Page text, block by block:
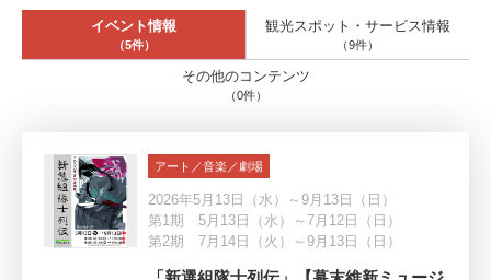
イベント情報
（5件）
観光スポット・サービス情報
（9件）
その他のコンテンツ
（0件）
アート／音楽／劇場
2026年5月13日（水）～9月13日（日）
第1期 5月13日（水）～7月12日（日）
第2期 7月14日（火）～9月13日（日）